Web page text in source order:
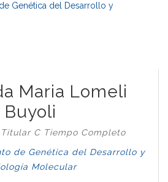
Genética del Desarrollo y
Maria Lomeli
Buyoli
C Tiempo Completo
de Genética del Desarrollo y
Molecular